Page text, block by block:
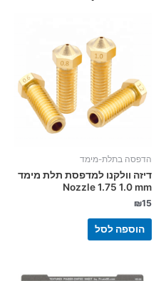
הדפסה בתלת-מימד
דיזה וולקנו למדפסת תלת מימד
Nozzle 1.75 1.0 mm
₪15
הוספה לסל